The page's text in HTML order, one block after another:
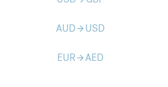
AUDarrow_forward USD
EURarrow_forwardAED